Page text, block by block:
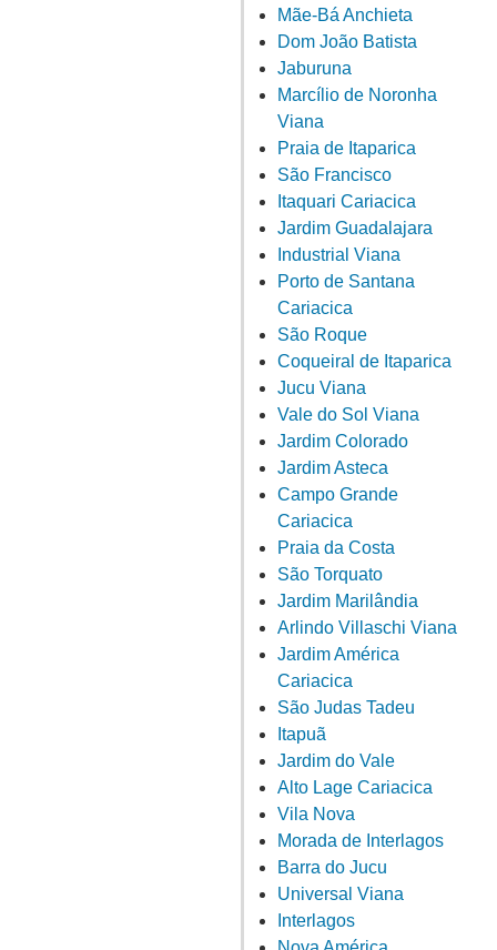
Mãe-Bá Anchieta
Dom João Batista
Jaburuna
Marcílio de Noronha
Viana
Praia de Itaparica
São Francisco
Itaquari Cariacica
Jardim Guadalajara
Industrial Viana
Porto de Santana
Cariacica
São Roque
Coqueiral de Itaparica
Jucu Viana
Vale do Sol Viana
Jardim Colorado
Jardim Asteca
Campo Grande
Cariacica
Praia da Costa
São Torquato
Jardim Marilândia
Arlindo Villaschi Viana
Jardim América
Cariacica
São Judas Tadeu
Itapuã
Jardim do Vale
Alto Lage Cariacica
Vila Nova
Morada de Interlagos
Barra do Jucu
Universal Viana
Interlagos